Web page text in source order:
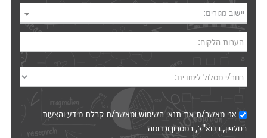
יישוב מגורים:
הערות הלקוח:
בחר/י מסלול לימודים:
אני מאשר/ת אתתנאי השימושומאשר/ת קבלת מידע והצעות
בטלפון, בדוא"ל, במסרון וכדומה‎‎